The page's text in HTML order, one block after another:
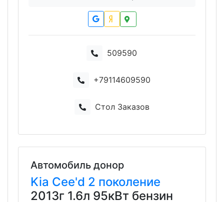
509590
+79114609590
Стол Заказов
Автомобиль донор
Kia Cee'd 2 поколение
2013г 1.6л 95кВт бензин